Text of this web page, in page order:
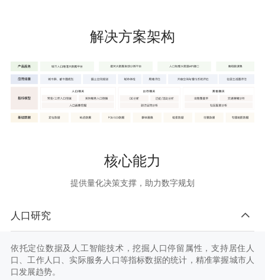
解决方案架构
核心能力
提供量化决策支撑，助力数字规划
人口研究
依托定位数据及人工智能技术，挖掘人口停留属性，支持居住人
口、工作人口、实际服务人口等指标数据的统计，精准掌握城市人
口发展趋势。